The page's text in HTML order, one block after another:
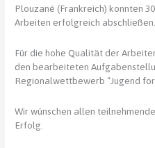
Plouzané (Frankreich) konnten
Arbeiten erfolgreich abschließen.
Für die hohe Qualität der
den bearbeiteten
Regionalwettbewerb “Jugend
Wir wünschen allen
Erfolg.